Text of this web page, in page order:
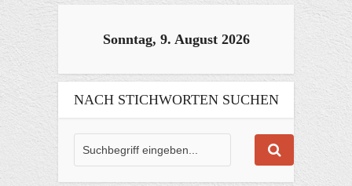
Sonntag, 9. August 2026
NACH STICHWORTEN SUCHEN